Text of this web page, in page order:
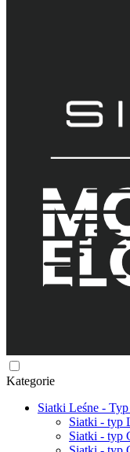
Kategorie
Siatki Leśne -
Siatki - typ
Siatki - typ